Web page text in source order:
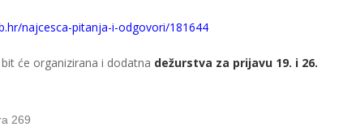
najcesca-pitanja-i-odgovori/181644
će organizirana i dodatna dežurstva za prijavu 19. i 26.
269